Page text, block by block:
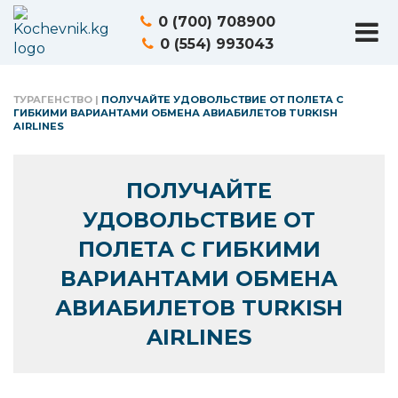
0 (700) 708900
0 (554) 993043
ТУРАГЕНСТВО | ПОЛУЧАЙТЕ УДОВОЛЬСТВИЕ ОТ ПОЛЕТА С
ГИБКИМИ ВАРИАНТАМИ ОБМЕНА АВИАБИЛЕТОВ TURKISH
AIRLINES
ПОЛУЧАЙТЕ
УДОВОЛЬСТВИЕ ОТ
ПОЛЕТА С ГИБКИМИ
ВАРИАНТАМИ ОБМЕНА
АВИАБИЛЕТОВ TURKISH
AIRLINES